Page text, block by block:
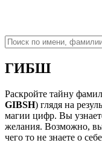
ГИБШ
Раскройте тайну
GIBSH) глядя на
магии цифр. Вы
желания. Возможно,
чего то не знаете о